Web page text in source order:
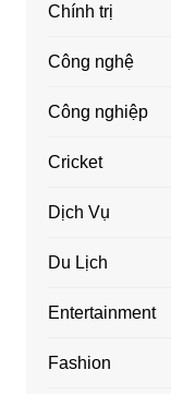
Chính trị
Công nghệ
Công nghiệp
Cricket
Dịch Vụ
Du Lịch
Entertainment
Fashion